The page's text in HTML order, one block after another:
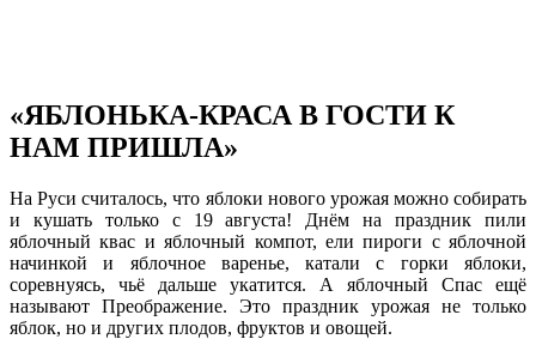
«ЯБЛОНЬКА-КРАСА В ГОСТИ К
НАМ ПРИШЛА»
На Руси считалось, что яблоки нового урожая можно собирать
и кушать только с 19 августа! Днём на праздник пили
яблочный квас и яблочный компот, ели пироги с яблочной
начинкой и яблочное варенье, катали с горки яблоки,
соревнуясь, чьё дальше укатится. А яблочный Спас ещё
называют Преображение. Это праздник урожая не только
яблок, но и других плодов, фруктов и овощей.